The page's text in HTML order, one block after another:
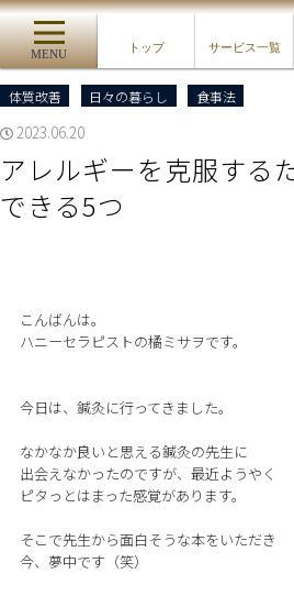
MENU
トップ サービス一覧
体質改善 日々の暮らし 食事法
2023.06.20
アレルギーを克服する
できる5つ
こんばんは。
ハニーセラピストの橘ミサヲです。
今日は、鍼灸に行ってきました。
なかなか良いと思える鍼灸の先生に
出会えなかったのですが、最近ようやく
ピタっとはまった感覚があります。
そこで先生から面白そうな本をいただき
今、夢中です（笑）